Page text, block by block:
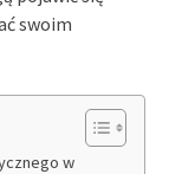
swoim
w